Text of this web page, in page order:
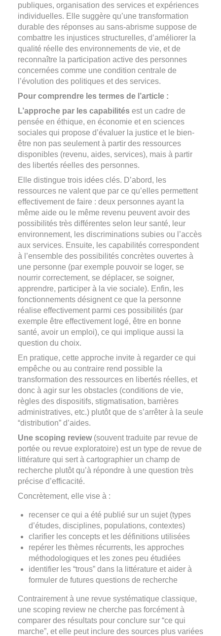
publiques, organisation des services et expériences
individuelles. Elle suggère qu’une transformation
durable des réponses au sans-abrisme suppose de
combattre les injustices structurelles, d’améliorer la
qualité réelle des environnements de vie, et de
reconnaître la participation active des personnes
concernées comme une condition centrale de
l’évolution des politiques et des services.
Pour comprendre les termes de l’article :
L’approche par les capabilitésest un cadre de
pensée en éthique, en économie et en sciences
sociales qui propose d’évaluer la justice et le bien-
être non pas seulement à partir des ressources
disponibles (revenu, aides, services), mais à partir
des libertés réelles des personnes.
Elle distingue trois idées clés. D’abord, les
ressources ne valent que par ce qu’elles permettent
effectivement de faire : deux personnes ayant la
même aide ou le même revenu peuvent avoir des
possibilités très différentes selon leur santé, leur
environnement, les discriminations subies ou l’accès
aux services. Ensuite, les capabilités correspondent
à l’ensemble des possibilités concrètes ouvertes à
une personne (par exemple pouvoir se loger, se
nourrir correctement, se déplacer, se soigner,
apprendre, participer à la vie sociale). Enfin, les
fonctionnements désignent ce que la personne
réalise effectivement parmi ces possibilités (par
exemple être effectivement logé, être en bonne
santé, avoir un emploi), ce qui implique aussi la
question du choix.
En pratique, cette approche invite à regarder ce qui
empêche ou au contraire rend possible la
transformation des ressources en libertés réelles, et
donc à agir sur les obstacles (conditions de vie,
règles des dispositifs, stigmatisation, barrières
administratives, etc.) plutôt que de s’arrêter à la seule
“distribution” d’aides.
Une scoping review(souvent traduite par revue de
portée ou revue exploratoire) est un type de revue de
littérature qui sert à cartographier un champ de
recherche plutôt qu’à répondre à une question très
précise d’efficacité.
Concrètement, elle vise à :
recenser ce qui a été publié sur un sujet (types
d’études, disciplines, populations, contextes)
clarifier les concepts et les définitions utilisées
repérer les thèmes récurrents, les approches
méthodologiques et les zones peu étudiées
identifier les “trous” dans la littérature et aider à
formuler de futures questions de recherche
Contrairement à une revue systématique classique,
une scoping review ne cherche pas forcément à
comparer des résultats pour conclure sur “ce qui
marche”, et elle peut inclure des sources plus variées